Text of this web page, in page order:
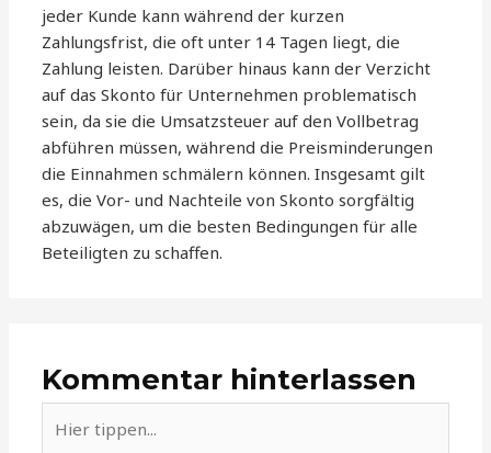
jeder Kunde kann während der kurzen
Zahlungsfrist, die oft unter 14 Tagen liegt, die
Zahlung leisten. Darüber hinaus kann der Verzicht
auf das Skonto für Unternehmen problematisch
sein, da sie die Umsatzsteuer auf den Vollbetrag
abführen müssen, während die Preisminderungen
die Einnahmen schmälern können. Insgesamt gilt
es, die Vor- und Nachteile von Skonto sorgfältig
abzuwägen, um die besten Bedingungen für alle
Beteiligten zu schaffen.
Kommentar hinterlassen
tippen...